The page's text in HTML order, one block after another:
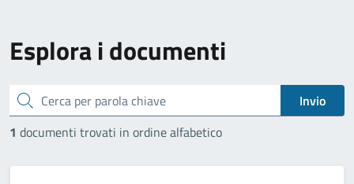
Esplora i documenti
cerca
Invio
1 documenti trovati in ordine alfabetico